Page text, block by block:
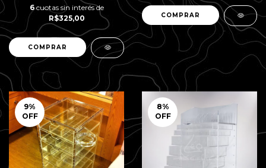
6cuotas sin interés de
R$325,00
9%
OFF
8%
OFF